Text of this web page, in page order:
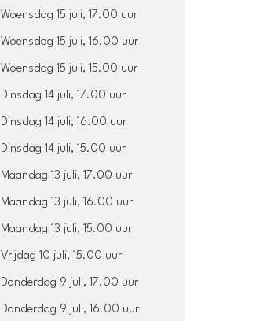
Woensdag 15 juli, 17.00 uur
Woensdag 15 juli, 16.00 uur
Woensdag 15 juli, 15.00 uur
Dinsdag 14 juli, 17.00 uur
Dinsdag 14 juli, 16.00 uur
Dinsdag 14 juli, 15.00 uur
Maandag 13 juli, 17.00 uur
Maandag 13 juli, 16.00 uur
Maandag 13 juli, 15.00 uur
Vrijdag 10 juli, 15.00 uur
Donderdag 9 juli, 17.00 uur
Donderdag 9 juli, 16.00 uur